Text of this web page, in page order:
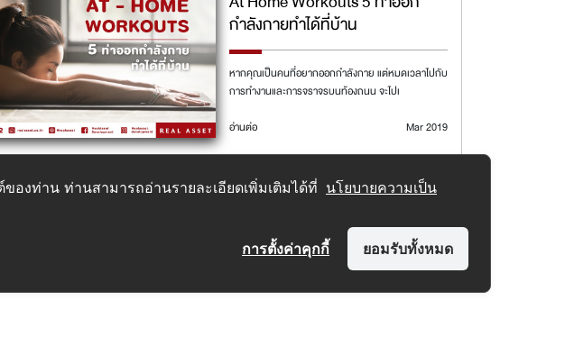
กำลังกายทำได้ที่บ้าน
หากคุณเป็นคนที่อยากออกกำลังกาย แต่หมดเวลาไปกับ
การทำงานและการจราจรบนท้องถนน จะไปเ
Mar 2019
อ่านต่อ
องท่าน ท่านสามารถอ่านรายละเอียดเพิ่มเติมได้ที่ นโยบายความเป็น
ยอมรับทั้งหมด
การตั้งค่าคุกกี้